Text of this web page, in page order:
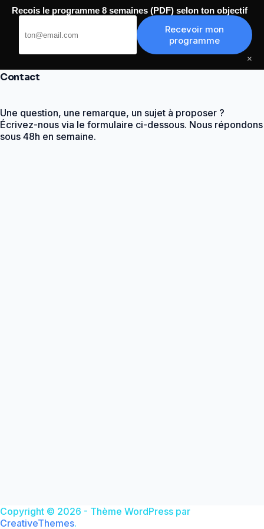
Passer
Contact
Une question, une remarque, un sujet à proposer ?
Écrivez-nous via le formulaire ci-dessous. Nous répondons
sous 48h en semaine.
Copyright © 2026 - Thème WordPress par
CreativeThemes.
Recois le programme 8 semaines (PDF) selon ton objectif
Recevoir mon
programme
×